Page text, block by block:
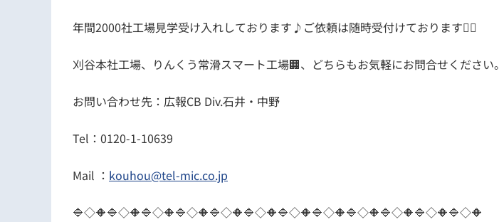
年間2000社工場見学受け入れしております♪ご依頼は随時受付けております🙋‍♀️
刈谷本社工場、りんくう常滑スマート工場🏢、どちらもお気軽にお問合せください。
お問い合わせ先：広報CB Div.石井・中野
Tel：0120-1-10639
Mail ： kouhou@tel-mic.co.jp
🔷◇🔶🔷◇🔶🔷◇🔶🔷◇🔶🔷◇🔶🔷◇🔶🔷◇🔶🔷◇🔶🔷◇🔶🔷◇🔶🔷◇🔶🔷◇🔶